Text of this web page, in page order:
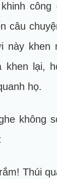
công
câu
này khen
khen lại,
họ.
không
Thúi